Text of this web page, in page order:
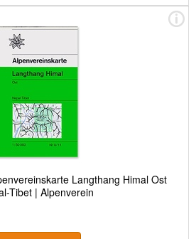
Langthang Himal Ost
Tibet | Alpenverein